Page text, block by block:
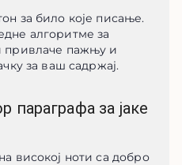
за било које писање.
алгоритме за
привлаче пажњу и
за ваш садржај.
параграфа за јаке
високој ноти са добро